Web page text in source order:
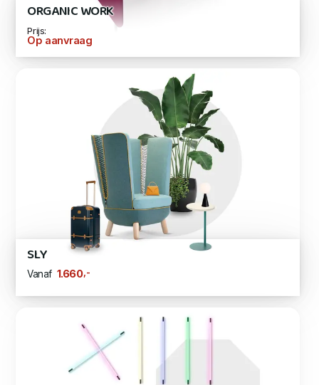
ORGANIC WORK
Prijs:
Op aanvraag
SLY
Vanaf 1.660,-